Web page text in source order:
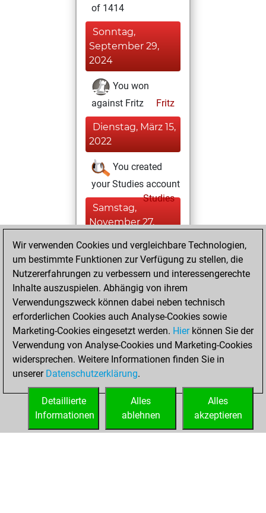
of 1414
Sonntag,
September 29,
2024
You won
against Fritz
Fritz
Dienstag, März 15,
2022
You created
your Studies account
Studies
Samstag,
November 27,
You played 3
bullet games
Play
You scored +1
=0 -2 in bullet
Freitag, März 26,
2021
You created
your Fritz account
Wir verwenden Cookies und vergleichbare Technologien,
um bestimmte Funktionen zur Verfügung zu stellen, die
Nutzererfahrungen zu verbessern und interessengerechte
Inhalte auszuspielen. Abhängig von ihrem
Verwendungszweck können dabei neben technisch
erforderlichen Cookies auch Analyse-Cookies sowie
Marketing-Cookies eingesetzt werden. Hierkönnen Sie der
Verwendung von Analyse-Cookies und Marketing-Cookies
widersprechen. Weitere Informationen finden Sie in
unserer Datenschutzerklärung.
Alles
akzeptieren
Alles
ablehnen
Detaillierte
Informationen